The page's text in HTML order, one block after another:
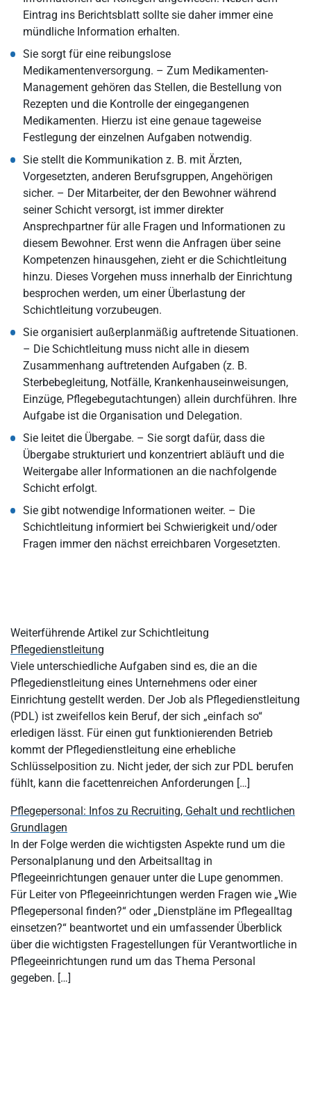
Eintrag ins Berichtsblatt sollte sie daher immer eine
mündliche Information erhalten.
Sie sorgt für eine reibungslose
Medikamentenversorgung. – Zum Medikamenten-
Management gehören das Stellen, die Bestellung von
Rezepten und die Kontrolle der eingegangenen
Medikamenten. Hierzu ist eine genaue tageweise
Festlegung der einzelnen Aufgaben notwendig.
Sie stellt die Kommunikation z. B. mit Ärzten,
Vorgesetzten, anderen Berufsgruppen, Angehörigen
sicher. – Der Mitarbeiter, der den Bewohner während
seiner Schicht versorgt, ist immer direkter
Ansprechpartner für alle Fragen und Informationen zu
diesem Bewohner. Erst wenn die Anfragen über seine
Kompetenzen hinausgehen, zieht er die Schichtleitung
hinzu. Dieses Vorgehen muss innerhalb der Einrichtung
besprochen werden, um einer Überlastung der
Schichtleitung vorzubeugen.
Sie organisiert außerplanmäßig auftretende Situationen.
– Die Schichtleitung muss nicht alle in diesem
Zusammenhang auftretenden Aufgaben (z. B.
Sterbebegleitung, Notfälle, Krankenhauseinweisungen,
Einzüge, Pflegebegutachtungen) allein durchführen. Ihre
Aufgabe ist die Organisation und Delegation.
Sie leitet die Übergabe. – Sie sorgt dafür, dass die
Übergabe strukturiert und konzentriert abläuft und die
Weitergabe aller Informationen an die nachfolgende
Schicht erfolgt.
Sie gibt notwendige Informationen weiter. – Die
Schichtleitung informiert bei Schwierigkeit und/oder
Fragen immer den nächst erreichbaren Vorgesetzten.
Weiterführende Artikel zur Schichtleitung
Pflegedienstleitung
Viele unterschiedliche Aufgaben sind es, die an die
Pflegedienstleitung eines Unternehmens oder einer
Einrichtung gestellt werden. Der Job als Pflegedienstleitung
(PDL) ist zweifellos kein Beruf, der sich „einfach so“
erledigen lässt. Für einen gut funktionierenden Betrieb
kommt der Pflegedienstleitung eine erhebliche
Schlüsselposition zu. Nicht jeder, der sich zur PDL berufen
fühlt, kann die facettenreichen Anforderungen […]
Pflegepersonal: Infos zu Recruiting, Gehalt und rechtlichen
Grundlagen
In der Folge werden die wichtigsten Aspekte rund um die
Personalplanung und den Arbeitsalltag in
Pflegeeinrichtungen genauer unter die Lupe genommen.
Für Leiter von Pflegeeinrichtungen werden Fragen wie „Wie
Pflegepersonal finden?“ oder „Dienstpläne im Pflegealltag
einsetzen?“ beantwortet und ein umfassender Überblick
über die wichtigsten Fragestellungen für Verantwortliche in
Pflegeeinrichtungen rund um das Thema Personal
gegeben. […]